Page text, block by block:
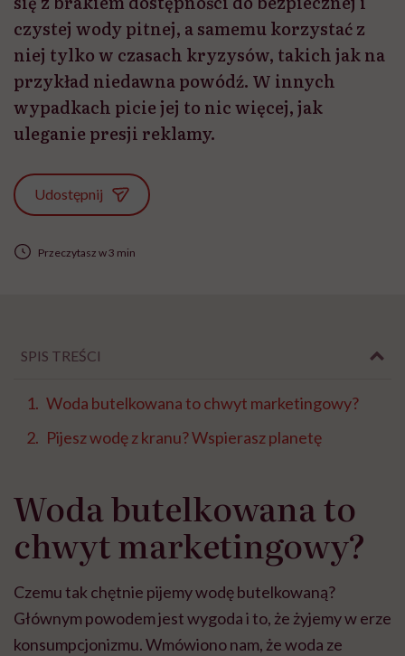
czystej wody pitnej, a samemu korzystać z
niej tylko w czasach kryzysów, takich jak na
przykład niedawna powódź. W innych
wypadkach picie jej to nic więcej, jak
uleganie presji reklamy.
Udostępnij
Przeczytasz w 3 min
SPIS TREŚCI
Woda butelkowana to chwyt marketingowy?
Pijesz wodę z kranu? Wspierasz planetę
Woda butelkowana to
chwyt marketingowy?
Czemu tak chętnie pijemy wodę butelkowaną?
Głównym powodem jest wygoda i to, że żyjemy w erze
konsumpcjonizmu. Wmówiono nam, że woda ze